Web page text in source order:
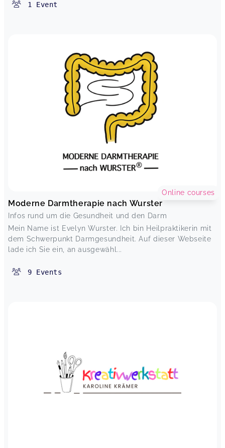
1 Event
Moderne Darmtherapie nach Wurster
Infos rund um die Gesundheit und den Darm
Mein Name ist Evelyn Wurster. Ich bin Heilpraktikerin mit
dem Schwerpunkt Darmgesundheit. Auf dieser Webseite
lade ich Sie ein, an ausgewähl...
Online courses
9 Events